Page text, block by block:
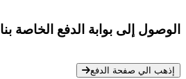
الوصول إلى بوابة الدفع الخاصة بنا
إذهب الي صفحة الدفع